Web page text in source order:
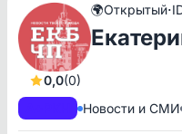
0,0(0)
🌍Открытый·
Новости и СМИ